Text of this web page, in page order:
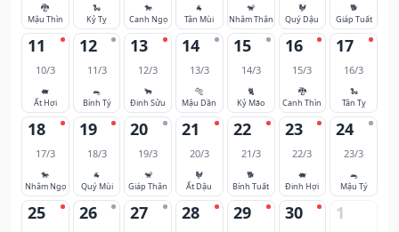
🐉
Mậu Thìn
🐍
Kỷ Tỵ
🐎
Canh Ngọ
🐐
Tân Mùi
🐒
Nhâm Thân
🐓
Quý Dậu
🐕
Giáp Tuất
11
10/3
🐖
Ất Hợi
12
11/3
🐀
Bính Tý
13
12/3
🐂
Đinh Sửu
14
13/3
🐅
Mậu Dần
15
14/3
🐈
Kỷ Mão
16
15/3
🐉
Canh Thìn
17
16/3
🐍
Tân Tỵ
18
17/3
🐎
Nhâm Ngọ
19
18/3
🐐
Quý Mùi
20
19/3
🐒
Giáp Thân
21
20/3
🐓
Ất Dậu
22
21/3
🐕
Bính Tuất
23
22/3
🐖
Đinh Hợi
24
23/3
🐀
Mậu Tý
25 26 27 28 29 30 1